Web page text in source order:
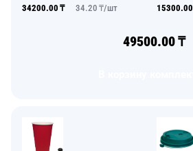
34200.00 ₸ 34.20 ₸/шт
15300.00
49500.00₸